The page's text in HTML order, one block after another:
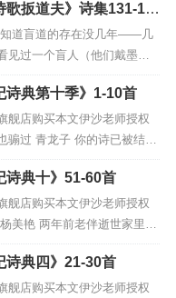
歌扳道夫》诗集131-14
知道盲道的存在没几年——几
见过一个盲人（他们戴墨镜
眼的人冒然走在上面盲道以
不透风空出这黄色盲道看似
条大路的动脉血管 （200
急车道，盲道，也是伊沙...
诗典第十季》1-10首
舰店购买本文伊沙老师授权
骟过 青龙子 你的诗已被结扎
后被金属环套住其实，我的
吃了几粒壮阳的药但我再怎
也无法受孕我的诗注定要孤
！生猛！在语言上，还有
诗典十》51-60首
舰店购买本文伊沙老师授权
美艳 两年前老伴逝世家里人
们都说她是老得脑子坏掉了
远处竞哭了起来 伊沙点评：
说法，诗之创新，就在一点
诗典四》21-30首
舰店购买本文伊沙老师授权